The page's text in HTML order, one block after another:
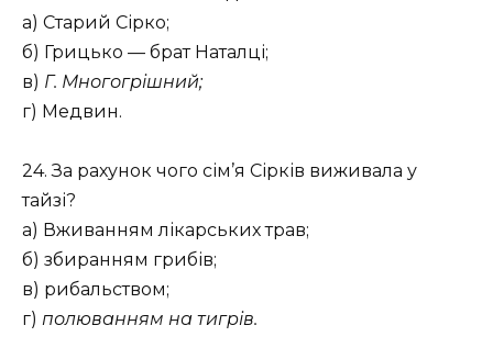
а) Старий Сірко;
б) Грицько — брат Наталці;
в) Г. Многогрішний;
г) Медвин.
24. За рахунок чого сім’я Сірків виживала у
тайзі?
а) Вживанням лікарських трав;
б) збиранням грибів;
в) рибальством;
г) полюванням на тигрів.